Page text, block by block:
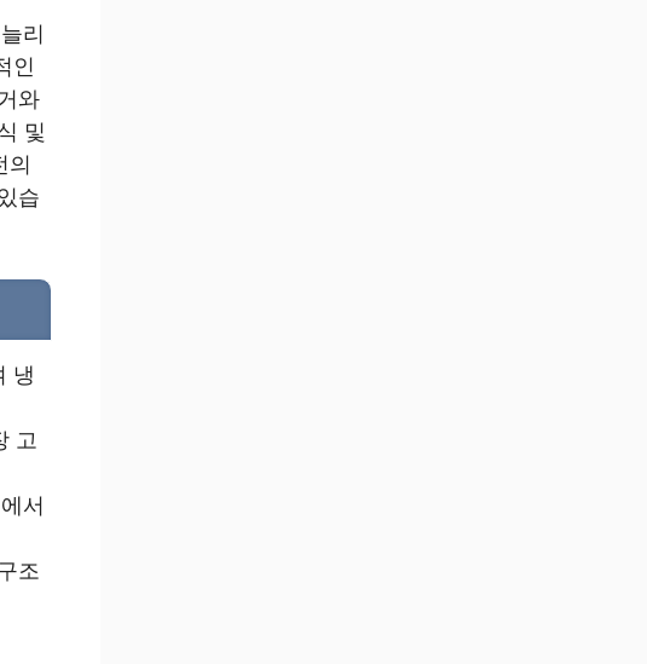
리
인
와
및
의
습
냉
고
서
조